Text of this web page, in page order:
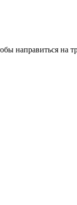
направиться на